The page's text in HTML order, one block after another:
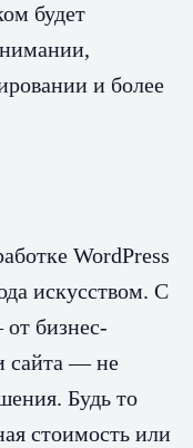
будет
и более
WordPress
искусством. С
бизнес-
сайта — не
Будь то
стоимость или